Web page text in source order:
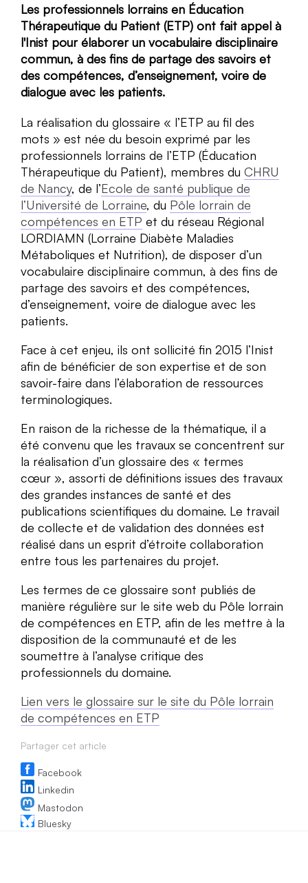
Les professionnels lorrains en Éducation
Thérapeutique du Patient (ETP) ont fait appel à
l'Inist pour élaborer un vocabulaire disciplinaire
commun, à des fins de partage des savoirs et
des compétences, d’enseignement, voire de
dialogue avec les patients.
La réalisation du glossaire « l’ETP au fil des
mots » est née du besoin exprimé par les
professionnels lorrains de l’ETP (Éducation
Thérapeutique du Patient), membres du CHRU
de Nancy, de l’Ecole de santé publique de
l’Université de Lorraine, du Pôle lorrain de
compétences en ETP et du réseau Régional
LORDIAMN (Lorraine Diabète Maladies
Métaboliques et Nutrition), de disposer d’un
vocabulaire disciplinaire commun, à des fins de
partage des savoirs et des compétences,
d’enseignement, voire de dialogue avec les
patients.
Face à cet enjeu, ils ont sollicité fin 2015 l’Inist
afin de bénéficier de son expertise et de son
savoir-faire dans l’élaboration de ressources
terminologiques.
En raison de la richesse de la thématique, il a
été convenu que les travaux se concentrent sur
la réalisation d’un glossaire des « termes
cœur », assorti de définitions issues des travaux
des grandes instances de santé et des
publications scientifiques du domaine. Le travail
de collecte et de validation des données est
réalisé dans un esprit d’étroite collaboration
entre tous les partenaires du projet.
Les termes de ce glossaire sont publiés de
manière régulière sur le site web du Pôle lorrain
de compétences en ETP, afin de les mettre à la
disposition de la communauté et de les
soumettre à l’analyse critique des
professionnels du domaine.
Lien vers le glossaire sur le site du Pôle lorrain
de compétences en ETP
Partager cet article
Facebook
Linkedin
Mastodon
Bluesky